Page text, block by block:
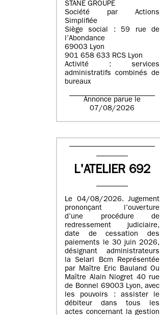
STANE GROUPE
Société par Actions
Simplifiée
Siège social : 59 rue de
l’Abondance
69003 Lyon
901 658 633 RCS Lyon
Activité : services
administratifs combinés de
bureaux
Annonce parue le
07/08/2026
L'ATELIER 692
Le 04/08/2026. Jugement
prononçant l’ouverture
d’une procédure de
redressement judiciaire,
date de cessation des
paiements le 30 juin 2026,
désignant administrateurs
la Selarl Bcm Représentée
par Maître Eric Bauland Ou
Maître Alain Niogret 40 rue
de Bonnel 69003 Lyon, avec
les pouvoirs : assister le
débiteur dans tous les
actes concernant la gestion